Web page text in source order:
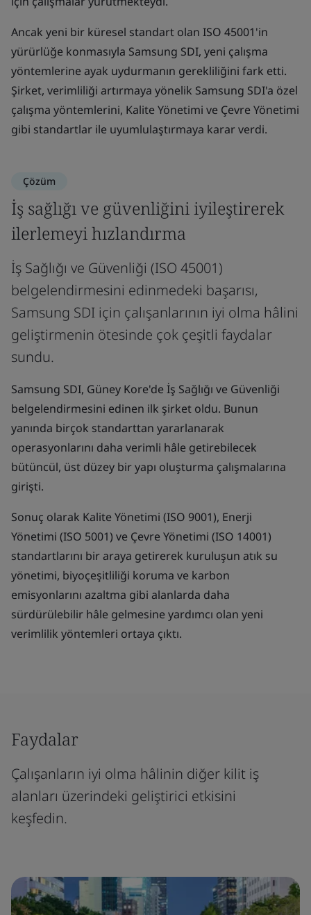
Ancak yeni bir küresel standart olan ISO 45001'in
yürürlüğe konmasıyla Samsung SDI, yeni çalışma
yöntemlerine ayak uydurmanın gerekliliğini fark etti.
Şirket, verimliliği artırmaya yönelik Samsung SDI'a özel
çalışma yöntemlerini, Kalite Yönetimi ve Çevre Yönetimi
gibi standartlar ile uyumlulaştırmaya karar verdi.
Çözüm
İş sağlığı ve güvenliğini iyileştirerek
ilerlemeyi hızlandırma
İş Sağlığı ve Güvenliği (ISO 45001)
belgelendirmesini edinmedeki başarısı,
Samsung SDI için çalışanlarının iyi olma hâlini
geliştirmenin ötesinde çok çeşitli faydalar
sundu.
Samsung SDI, Güney Kore'de İş Sağlığı ve Güvenliği
belgelendirmesini edinen ilk şirket oldu. Bunun
yanında birçok standarttan yararlanarak
operasyonlarını daha verimli hâle getirebilecek
bütüncül, üst düzey bir yapı oluşturma çalışmalarına
girişti.
Sonuç olarak Kalite Yönetimi (ISO 9001), Enerji
Yönetimi (ISO 5001) ve Çevre Yönetimi (ISO 14001)
standartlarını bir araya getirerek kuruluşun atık su
yönetimi, biyoçeşitliliği koruma ve karbon
emisyonlarını azaltma gibi alanlarda daha
sürdürülebilir hâle gelmesine yardımcı olan yeni
verimlilik yöntemleri ortaya çıktı.
Faydalar
Çalışanların iyi olma hâlinin diğer kilit iş
alanları üzerindeki geliştirici etkisini
keşfedin.